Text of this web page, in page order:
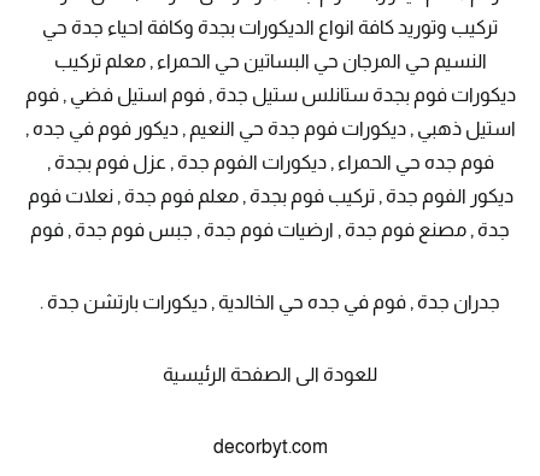
تركيب وتوريد كافة انواع الديكورات بجدة وكافة احياء جدة حي
النسيم حي المرجان حي البساتين حي الحمراء , معلم تركيب
ديكورات فوم بجدة ستانلس ستيل جدة , فوم استيل فضي , فوم
استيل ذهبي , ديكورات فوم جدة حي النعيم , ديكور فوم في جده ,
فوم جده حي الحمراء , ديكورات الفوم جدة , عزل فوم بجدة ,
ديكور الفوم جدة , تركيب فوم بجدة , معلم فوم جدة , نعلات فوم
جدة , مصنع فوم جدة , ارضيات فوم جدة , جبس فوم جدة , فوم
جدران جدة , فوم في جده حي الخالدية , ديكورات بارتشن جدة .
للعودة الى الصفحة الرئيسية
decorbyt.com